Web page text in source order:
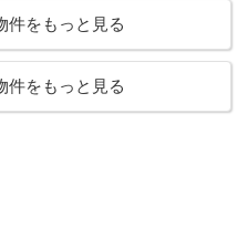
件をもっと見る
件をもっと見る